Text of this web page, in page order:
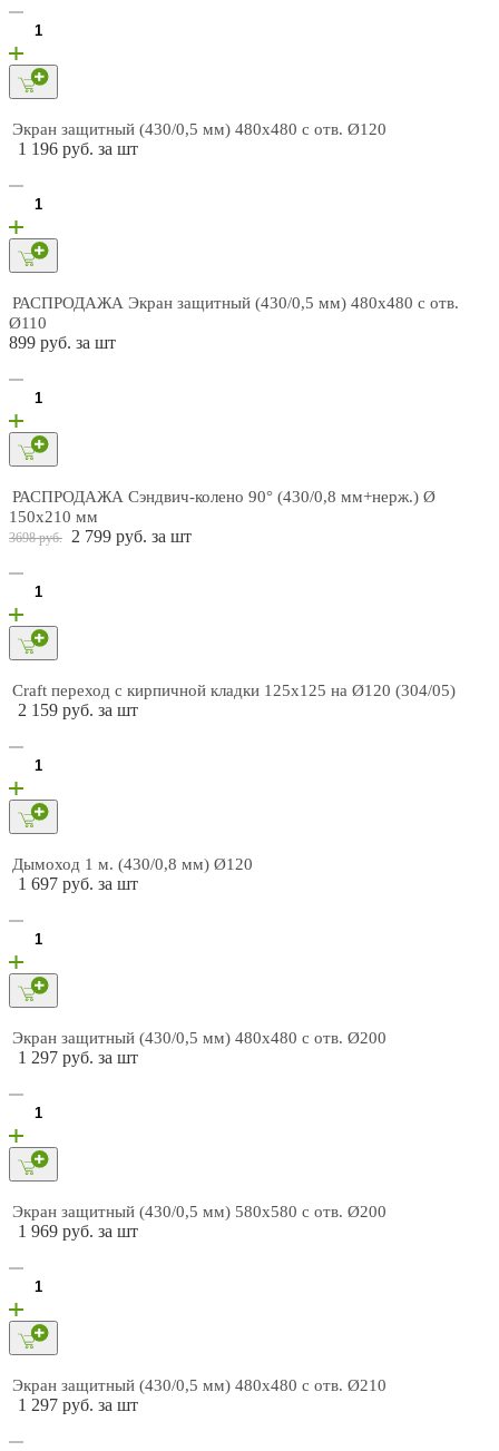
Экран защитный (430/0,5 мм) 480х480 с отв. Ø120
1 196 руб. за шт
РАСПРОДАЖА Экран защитный (430/0,5 мм) 480х480 с отв.
Ø110
899 руб. за шт
РАСПРОДАЖА Сэндвич-колено 90° (430/0,8 мм+нерж.) Ø
150х210 мм
3698 руб. 2 799 руб. за шт
Craft переход с кирпичной кладки 125х125 на Ø120 (304/05)
2 159 руб. за шт
Дымоход 1 м. (430/0,8 мм) Ø120
1 697 руб. за шт
Экран защитный (430/0,5 мм) 480х480 с отв. Ø200
1 297 руб. за шт
Экран защитный (430/0,5 мм) 580х580 с отв. Ø200
1 969 руб. за шт
Экран защитный (430/0,5 мм) 480х480 с отв. Ø210
1 297 руб. за шт